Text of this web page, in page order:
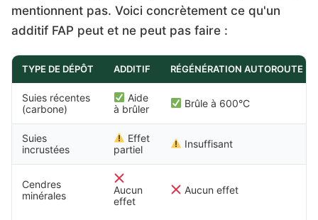
mentionnent pas. Voici concrètement ce qu'un
additif FAP peut et ne peut pas faire :
TYPE DE DÉPÔT ADDITIF RÉGÉNÉRATION AUTOROUTE
Suies récentes
(carbone)
Aide
à brûler
Brûle à 600°C
Suies
incrustées
Effet
partiel
Insuffisant
Cendres
minérales
Aucun
effet
Aucun effet